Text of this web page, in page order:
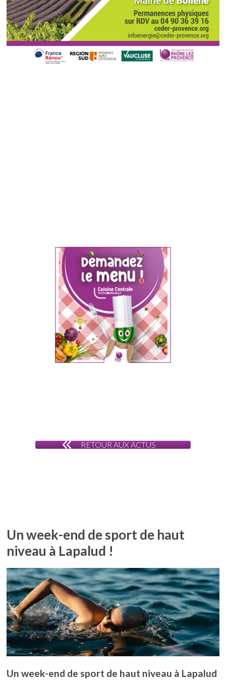
RETOUR AUX ACTUS
Un week-end de sport de haut
niveau à Lapalud !
Un week-end de sport de haut niveau à Lapalud